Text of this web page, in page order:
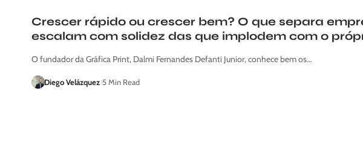
Crescer rápido ou crescer bem? O que separa
escalam com solidez das que implodem com o
O fundador da Gráfica Print, Dalmi Fernandes Defanti Junior, conhece bem os…
Diego Velázquez 5 Min Read